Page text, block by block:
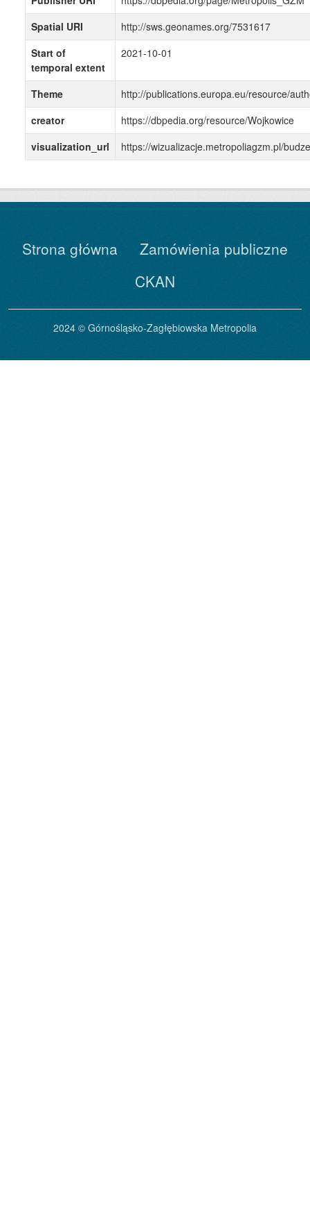
Spatial URI
http://sws.geonames.org/7531617
Start of
temporal extent
2021-10-01
Theme
http://publications.europa.eu/resource/
creator
https://dbpedia.org/resource/Wojkowice
visualization_url
https://wizualizacje.metropoliagzm.pl/
Strona główna
Zamówienia publiczne
CKAN
2024 © Górnośląsko-Zagłębiowska Metropolia